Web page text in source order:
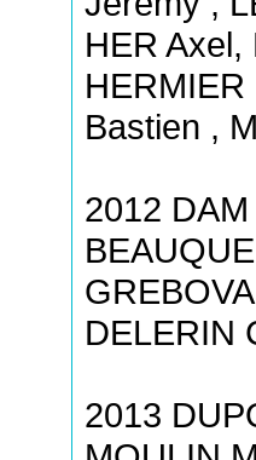
HER
Bastien ,
2012
DELERIN
2013